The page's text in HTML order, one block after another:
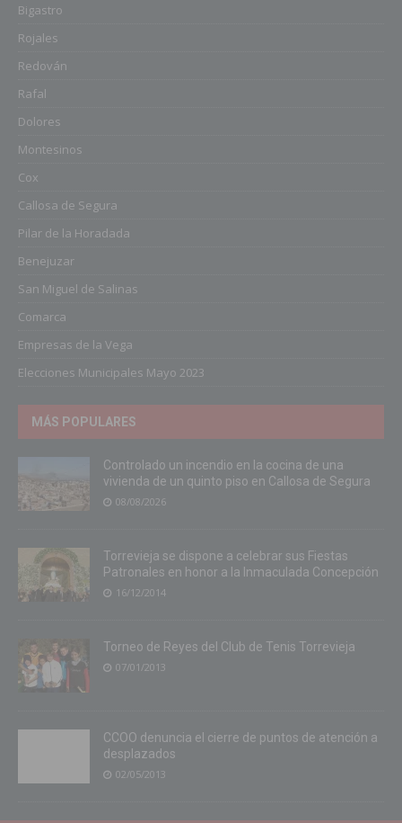
Bigastro
Rojales
Redován
Rafal
Dolores
Montesinos
Cox
Callosa de Segura
Pilar de la Horadada
Benejuzar
San Miguel de Salinas
Comarca
Empresas de la Vega
Elecciones Municipales Mayo 2023
MÁS POPULARES
Controlado un incendio en la cocina de una
vivienda de un quinto piso en Callosa de Segura
08/08/2026
Torrevieja se dispone a celebrar sus Fiestas
Patronales en honor a la Inmaculada Concepción
16/12/2014
Torneo de Reyes del Club de Tenis Torrevieja
07/01/2013
CCOO denuncia el cierre de puntos de atención a
desplazados
02/05/2013